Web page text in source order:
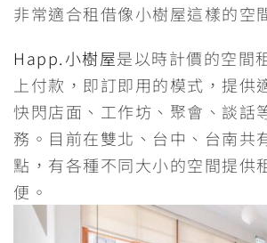
非常適合租借像小樹屋這樣的空
Happ.小樹屋是以時計價的空間
上付款，即訂即用的模式，提供
快閃店面、工作坊、聚會、談話
務。目前在雙北、台中、台南共
點，有各種不同大小的空間提供
便。